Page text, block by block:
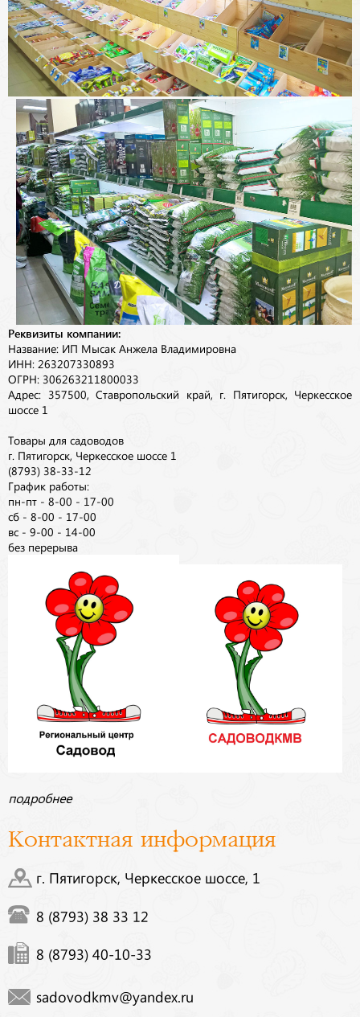
Реквизиты компании:
Название: ИП Мысак Анжела Владимировна
ИНН: 263207330893
ОГРН: 306263211800033
Адрес: 357500, Ставропольский край, г. Пятигорск, Черкесское
шоссе 1
Товары для садоводов
г. Пятигорск, Черкесское шоссе 1
(8793) 38-33-12
График работы:
пн-пт - 8-00 - 17-00
сб - 8-00 - 17-00
вс - 9-00 - 14-00
без перерыва
подробнее
Контактная информация
г. Пятигорск, Черкесское шоссе, 1
8 (8793) 38 33 12
8 (8793) 40-10-33
sadovodkmv@yandex.ru